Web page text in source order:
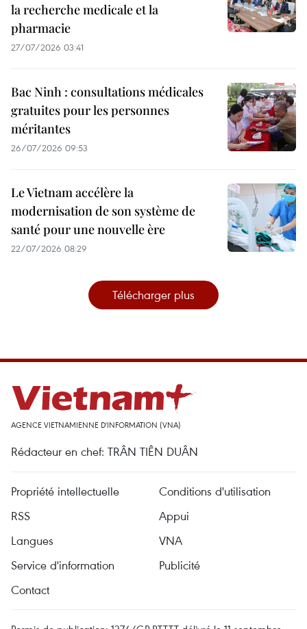
la recherche medicale et la
pharmacie
27/07/2026 03:41
Bac Ninh : consultations médicales
gratuites pour les personnes
méritantes
26/07/2026 09:53
Le Vietnam accélère la
modernisation de son système de
santé pour une nouvelle ère
22/07/2026 08:29
Télécharger plus
AGENCE VIETNAMIENNE D'INFORMATION (VNA)
Rédacteur en chef: TRÂN TIÊN DUÂN
Propriété intellectuelle
Conditions d'utilisation
RSS
Appui
Langues
VNA
Service d'information
Publicité
Contact